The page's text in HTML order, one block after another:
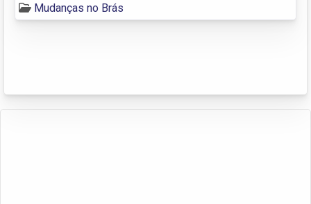
Mudanças no Brás